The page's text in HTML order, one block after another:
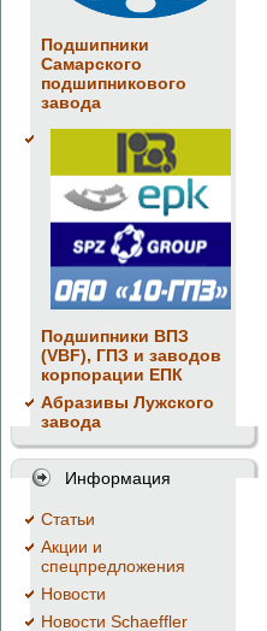
Подшипники
Самарского
подшипникового
завода
Подшипники ВПЗ
(VBF), ГПЗ и заводов
корпорации ЕПК
Абразивы Лужского
завода
Информация
Cтатьи
Акции и
спецпредложения
Новости
Новости Schaeffler